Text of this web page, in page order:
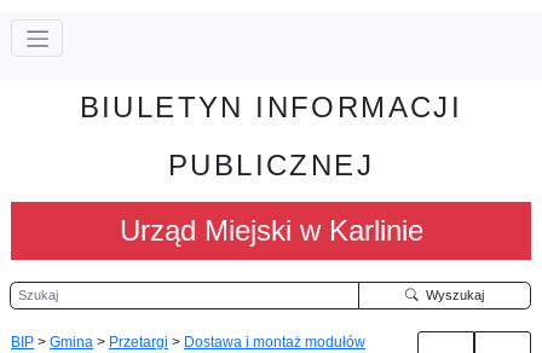
BIULETYN INFORMACJI
PUBLICZNEJ
Urząd Miejski w Karlinie
Szukaj Wyszukaj
BIP > Gmina > Przetargi > Dostawa i montaż modułów